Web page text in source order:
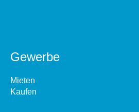
Gewerbe
Mieten
Kaufen